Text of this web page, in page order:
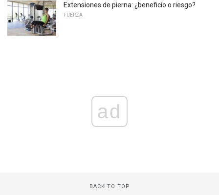
Extensiones de pierna: ¿beneficio o riesgo?
FUERZA
ad
BACK TO TOP